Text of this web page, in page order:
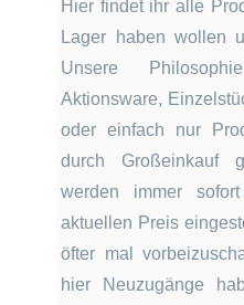
Hier findet ihr alle
Lager haben wollen
Unsere
Aktionsware,
oder einfach nur
durch Großeinkauf
werden immer
aktuellen Preis
öfter mal
hier Neuzugänge